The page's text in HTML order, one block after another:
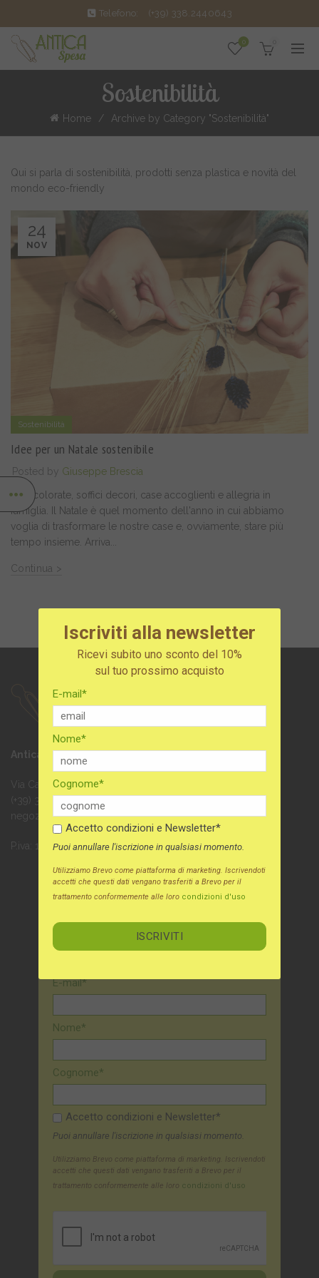
Telefono: (+39) 338.2440643
0
Sostenibilità
Home Archive by Category "Sostenibilità"
Qui si parla di sostenibilità, prodotti senza plastica e novità del
mondo eco-friendly
24
NOV
Sostenibilità
Idee per un Natale sostenibile
Posted by Giuseppe Brescia
Luci colorate, soffici decori, case accoglienti e allegria in
famiglia. Il Natale è quel momento dell'anno in cui abbiamo
voglia di trasformare le nostre case e, ovviamente, stare più
tempo insieme. Arriva...
Continua >
Antica Spesa
Via Carlo Capelli 21 bis, Torino
(+39) 338.2440643
negozio@anticaspesa.it
P.iva: 11524140016
Iscriviti alla newsletter
Ricevi subito uno sconto del 10%
E-mail*
Nome*
Cognome*
Accetto condizioni e Newsletter*
Puoi annullare l'iscrizione in qualsiasi momento.
Utilizziamo Brevo come piattaforma di marketing. Iscrivendoti
accetti che questi dati vengano trasferiti a Brevo per il
trattamento conformemente alle loro condizioni d'uso
Iscriviti alla newsletter
Ricevi subito uno sconto del 10%
sul tuo prossimo acquisto
E-mail*
Nome*
Cognome*
Accetto condizioni e Newsletter*
Puoi annullare l'iscrizione in qualsiasi momento.
Utilizziamo Brevo come piattaforma di marketing. Iscrivendoti
accetti che questi dati vengano trasferiti a Brevo per il
trattamento conformemente alle loro condizioni d'uso